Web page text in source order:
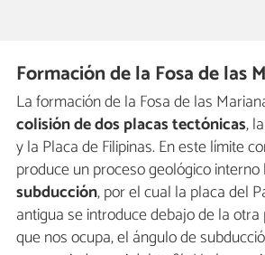
Formación de la Fosa de las
La formación de la Fosa de las
colisión de dos placas tectónicas,
y la Placa de Filipinas. En este límite
produce un proceso geológico
subducción, por el cual la placa del
antigua se introduce debajo de la otra
que nos ocupa, el ángulo de